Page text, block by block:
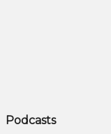
Podcasts